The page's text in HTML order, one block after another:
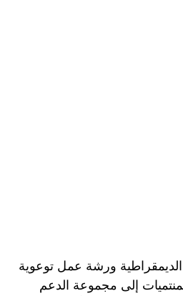
الديمقراطية ورشة عمل توعوية
إلى مجموعة الدعم